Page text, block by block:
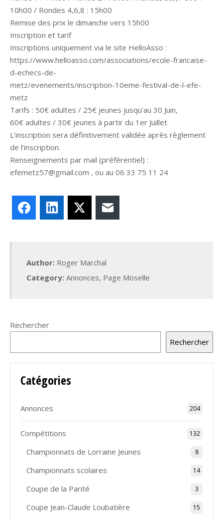
10h00 / Rondes 4,6,8 : 15h00
Remise des prix le dimanche vers 15h00
Inscription et tarif
Inscriptions uniquement via le site HelloAsso :
https://www.helloasso.com/associations/ecole-francaise-
d-echecs-de-
metz/evenements/inscription-10eme-festival-de-l-efe-
metz
Tarifs : 50€ adultes / 25€ jeunes jusqu’au 30 Juin,
60€ adultes / 30€ jeunes à partir du 1er Juillet
L’inscription sera définitivement validée après règlement
de l’inscription.
Renseignements par mail (préférentiel) :
efemetz57@gmail.com , ou au 06 33 75 11 24
FacebookLinkedIn
Author: Roger Marchal
Category: Annonces, Page Moselle
Rechercher
Rechercher
Catégories
Annonces 204
Compétitions 132
Championnats de Lorraine Jeunes 8
Championnats scolaires 14
Coupe de la Parité 3
Coupe Jean-Claude Loubatière 15